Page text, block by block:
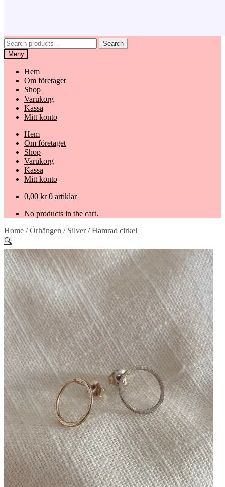
Search
for:
Search
Meny
Hem
Om företaget
Shop
Varukorg
Kassa
Mitt konto
Hem
Om företaget
Shop
Varukorg
Kassa
Mitt konto
0,00 kr 0 artiklar
No products in the cart.
Home /Örhängen / Silver/Hamrad cirkel
🔍